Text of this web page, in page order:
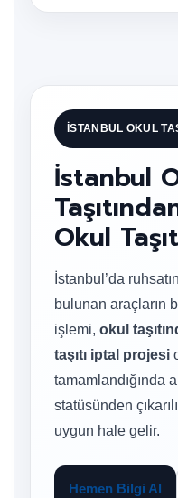
İSTANBUL OKUL
İstanbul
Okul
İstanbul’da
bulunan araçların
işlemi, okul
taşıtı iptal projesi
tamamlandığında
statüsünden
uygun hale gelir.
Hemen Bilgi Al